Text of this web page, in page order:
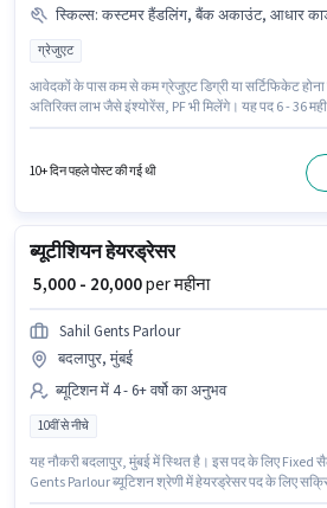
स्किल्स: कस्टमर हैंडलिंग, बैंक अकाउंट, आधार
ग्रेजुएट
आवेदकों के पास कम से कम ग्रेजुएट डिग्री या सर्टिफिकेट
अतिरिक्त लाभ जैसे इंश्योरेंस, PF भी मिलेंगे। यह पद 6 - 36
महत्वपूर्ण दस्तावेज़ PAN कार्ड, आधार कार्ड, बैंक अकाउंट
10+ दिन पहले पोस्ट की गई थी
ब्यूटीशियन हेयरड्रेसर
₹ 5,000 - 20,000per महीना
Sahil Gents Parlour
बदलापुर, मुंबई
ब्यूटिशन में 4 - 6+ वर्षो का अनुभव
10वीं से नीचे
यह नौकरी बदलापुर, मुंबई में स्थित है। इस पद के लिए Fixed
Gents Parlour ब्यूटिशन श्रेणी में हेयरड्रेसर पद के लिए